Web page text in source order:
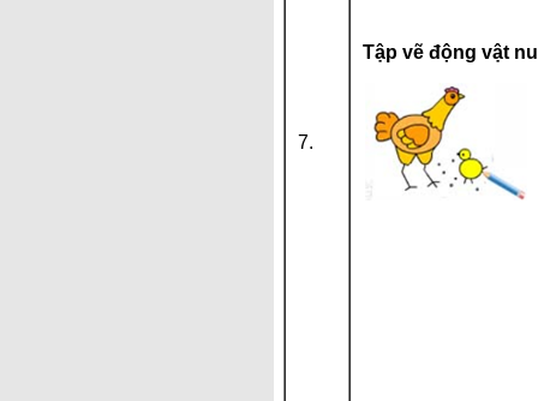
7.
Tập vẽ động vật